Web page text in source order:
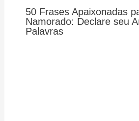
50 Frases Apaixonadas
Namorado: Declare seu
Palavras